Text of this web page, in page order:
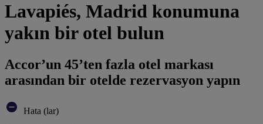
Lavapiés, Madrid konumuna
yakın bir otel bulun
Accor’un 45’ten fazla otel markası
arasından bir otelde rezervasyon yapın
Hata (lar)